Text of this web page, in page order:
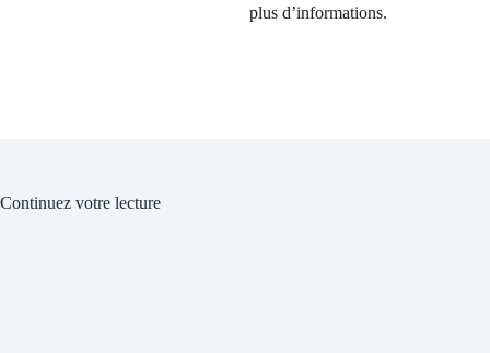
plus d’informations.
Continuez votre lecture